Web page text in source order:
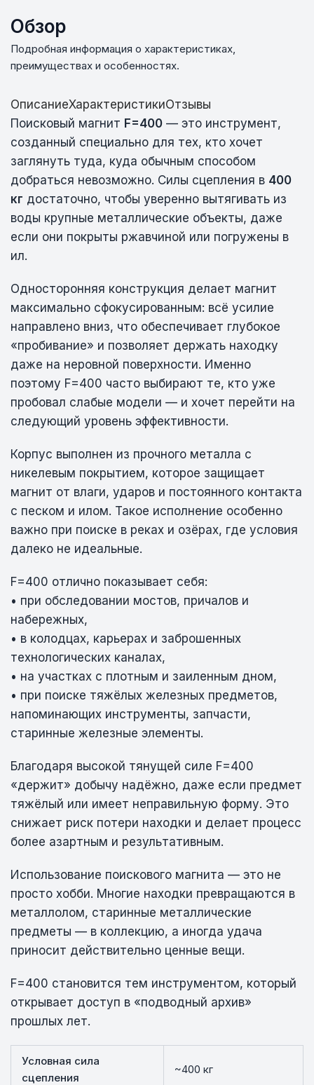
Обзор
Подробная информация о характеристиках,
преимуществах и особенностях.
ОписаниеХарактеристикиОтзывы
Поисковый магнит F=400 — это инструмент,
созданный специально для тех, кто хочет
заглянуть туда, куда обычным способом
добраться невозможно. Силы сцепления в 400
кг достаточно, чтобы уверенно вытягивать из
воды крупные металлические объекты, даже
если они покрыты ржавчиной или погружены в
ил.
Односторонняя конструкция делает магнит
максимально сфокусированным: всё усилие
направлено вниз, что обеспечивает глубокое
«пробивание» и позволяет держать находку
даже на неровной поверхности. Именно
поэтому F=400 часто выбирают те, кто уже
пробовал слабые модели — и хочет перейти на
следующий уровень эффективности.
Корпус выполнен из прочного металла с
никелевым покрытием, которое защищает
магнит от влаги, ударов и постоянного контакта
с песком и илом. Такое исполнение особенно
важно при поиске в реках и озёрах, где условия
далеко не идеальные.
F=400 отлично показывает себя:
• при обследовании мостов, причалов и
набережных,
• в колодцах, карьерах и заброшенных
технологических каналах,
• на участках с плотным и заиленным дном,
• при поиске тяжёлых железных предметов,
напоминающих инструменты, запчасти,
старинные железные элементы.
Благодаря высокой тянущей силе F=400
«держит» добычу надёжно, даже если предмет
тяжёлый или имеет неправильную форму. Это
снижает риск потери находки и делает процесс
более азартным и результативным.
Использование поискового магнита — это не
просто хобби. Многие находки превращаются в
металлолом, старинные металлические
предметы — в коллекцию, а иногда удача
приносит действительно ценные вещи.
F=400 становится тем инструментом, который
открывает доступ в «подводный архив»
прошлых лет.
Условная сила
сцепления
~400 кг